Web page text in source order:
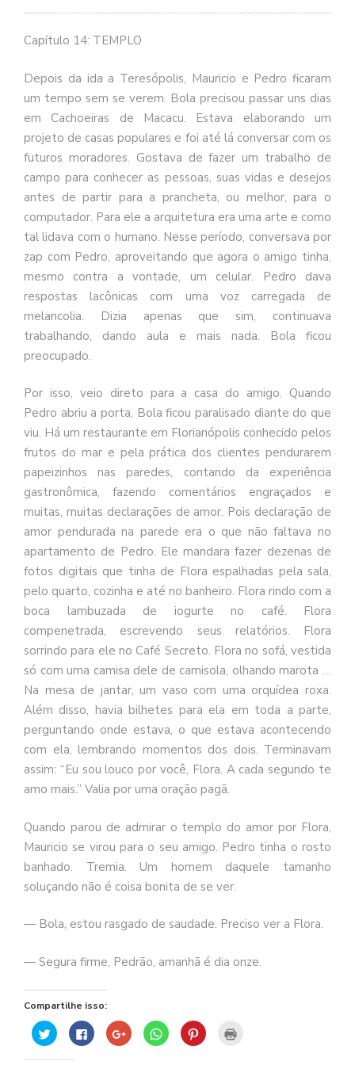
Capítulo 14: TEMPLO
Depois da ida a Teresópolis, Mauricio e Pedro ficaram
um tempo sem se verem. Bola precisou passar uns dias
em Cachoeiras de Macacu. Estava elaborando um
projeto de casas populares e foi até lá conversar com os
futuros moradores. Gostava de fazer um trabalho de
campo para conhecer as pessoas, suas vidas e desejos
antes de partir para a prancheta, ou melhor, para o
computador. Para ele a arquitetura era uma arte e como
tal lidava com o humano. Nesse período, conversava por
zap com Pedro, aproveitando que agora o amigo tinha,
mesmo contra a vontade, um celular. Pedro dava
respostas lacônicas com uma voz carregada de
melancolia. Dizia apenas que sim, continuava
trabalhando, dando aula e mais nada. Bola ficou
preocupado.
Por isso, veio direto para a casa do amigo. Quando
Pedro abriu a porta, Bola ficou paralisado diante do que
viu. Há um restaurante em Florianópolis conhecido pelos
frutos do mar e pela prática dos clientes pendurarem
papeizinhos nas paredes, contando da experiência
gastronômica, fazendo comentários engraçados e
muitas, muitas declarações de amor. Pois declaração de
amor pendurada na parede era o que não faltava no
apartamento de Pedro. Ele mandara fazer dezenas de
fotos digitais que tinha de Flora espalhadas pela sala,
pelo quarto, cozinha e até no banheiro. Flora rindo com a
boca lambuzada de iogurte no café. Flora
compenetrada, escrevendo seus relatórios. Flora
sorrindo para ele no Café Secreto. Flora no sofá, vestida
só com uma camisa dele de camisola, olhando marota …
Na mesa de jantar, um vaso com uma orquídea roxa.
Além disso, havia bilhetes para ela em toda a parte,
perguntando onde estava, o que estava acontecendo
com ela, lembrando momentos dos dois. Terminavam
assim: “Eu sou louco por você, Flora. A cada segundo te
amo mais.” Valia por uma oração pagã.
Quando parou de admirar o templo do amor por Flora,
Mauricio se virou para o seu amigo. Pedro tinha o rosto
banhado. Tremia. Um homem daquele tamanho
soluçando não é coisa bonita de se ver.
— Bola, estou rasgado de saudade. Preciso ver a Flora.
— Segura firme, Pedrão, amanhã é dia onze.
Compartilhe isso:
Clique
para
compartilhar
no
Clique
para
compartilhar
Compartilhe
no
Google+
Clique
para
compartilhar
Clique
para